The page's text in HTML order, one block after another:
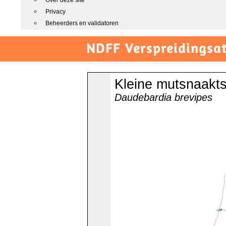
Privacy
Beheerders en validatoren
NDFF